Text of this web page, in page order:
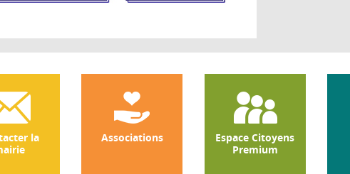
la
Associations
Espace Citoyens
Premium